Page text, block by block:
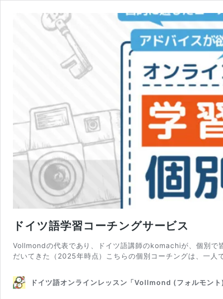
ドイツ語学習コーチングサービス
Vollmondの代表であり、ドイツ語講師のkomachiが、個別
だいてきた（2025年時点）こちらの個別コーチングは、一
ドイツ語オンラインレッスン「Vollmond (フォルモン